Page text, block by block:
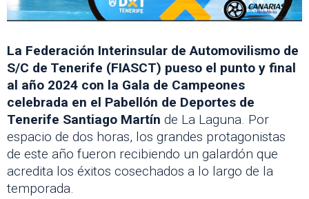
La Federación Interinsular de Automovilismo de
S/C de Tenerife (FIASCT) pueso el punto y final
al año 2024 con la Gala de Campeones
celebrada en el Pabellón de Deportes de
Tenerife Santiago Martín de La Laguna. Por
espacio de dos horas, los grandes protagonistas
de este año fueron recibiendo un galardón que
acredita los éxitos cosechados a lo largo de la
temporada.